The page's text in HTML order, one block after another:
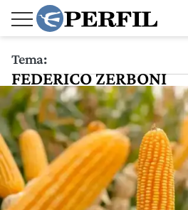
Tema:
FEDERICO ZERBONI